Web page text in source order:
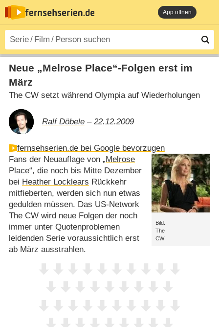
App öffnen
Neue „Melrose Place“-Folgen erst im
März
The CW setzt während Olympia auf Wiederholungen
Ralf Döbele– 22.12.2009
fernsehserien.de bei Google bevorzugen
Bild:
The
CW
Fans der Neuauflage von „Melrose
Place“, die noch bis Mitte Dezember
bei Heather Locklears Rückkehr
mitfieberten, werden sich nun etwas
gedulden müssen. Das US-Network
The CW wird neue Folgen der noch
immer unter Quotenproblemen
leidenden Serie voraussichtlich erst
ab März ausstrahlen.